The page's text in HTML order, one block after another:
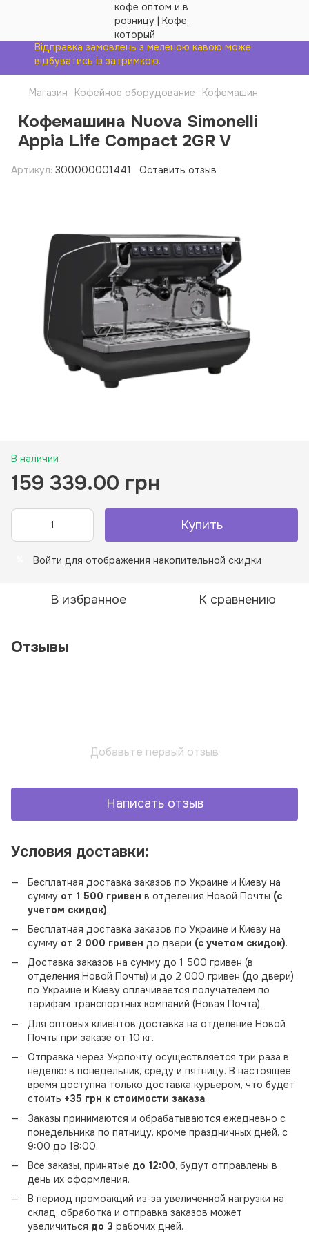
Відправка замовлень з меленою кавою може
відбуватись із затримкою.
Магазин Кофейное оборудование Кофемашин
Кофемашина Nuova Simonelli
Appia Life Compact 2GR V
Артикул: 300000001441 Оставить отзыв
В наличии
159 339.00 грн
Купить
Войти для отображения накопительной скидки
В избранное К сравнению
Отзывы
Добавьте первый отзыв
Написать отзыв
Условия доставки:
Бесплатная доставка заказов по Украине и Киеву на
сумму от 1 500 гривен в отделения Новой Почты (с
учетом скидок).
Бесплатная доставка заказов по Украине и Киеву на
сумму от 2 000 гривен до двери (с учетом скидок).
Доставка заказов на сумму до 1 500 гривен (в
отделения Новой Почты) и до 2 000 гривен (до двери)
по Украине и Киеву оплачивается получателем по
тарифам транспортных компаний (Новая Почта).
Для оптовых клиентов доставка на отделение Новой
Почты при заказе от 10 кг.
Отправка через Укрпочту осуществляется три раза в
неделю: в понедельник, среду и пятницу. В настоящее
время доступна только доставка курьером, что будет
стоить +35 грн к стоимости заказа.
Заказы принимаются и обрабатываются ежедневно с
понедельника по пятницу, кроме праздничных дней, с
9:00 до 18:00.
Все заказы, принятые до 12:00, будут отправлены в
день их оформления.
В период промоакций из-за увеличенной нагрузки на
склад, обработка и отправка заказов может
увеличиться до 3 рабочих дней.